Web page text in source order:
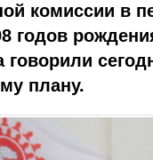
комиссии в
годов
говорили
плану.